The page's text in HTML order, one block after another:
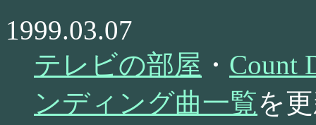
1999.03.07
テレビの部屋 ・ Count
ンディング曲一覧を